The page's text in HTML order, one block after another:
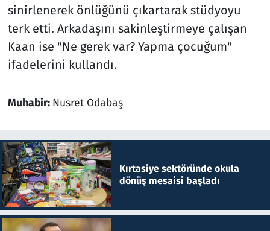
sinirlenerek önlüğünü çıkartarak stüdyoyu
terk etti. Arkadaşını sakinleştirmeye çalışan
Kaan ise "Ne gerek var? Yapma çocuğum"
ifadelerini kullandı.
Muhabir: Nusret Odabaş
Kırtasiye sektöründe okula
dönüş mesaisi başladı